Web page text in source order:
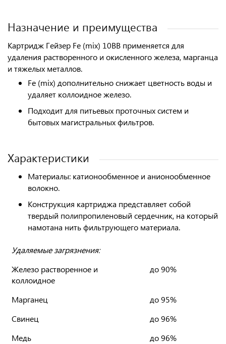
Назначение и преимущества
Картридж Гейзер Fe (mix) 10BB применяется для
удаления растворенного и окисленного железа, марганца
и тяжелых металлов.
Fe (mix) дополнительно снижает цветность воды и
удаляет коллоидное железо.
Подходит для питьевых проточных систем и
бытовых магистральных фильтров.
Характеристики
Материалы: катионообменное и анионообменное
волокно.
Конструкция картриджа представляет собой
твердый полипропиленовый сердечник, на который
намотана нить фильтрующего материала.
Удаляемые загрязнения:
Железо растворенное и
коллоидное
до 90%
Марганец
до 95%
Свинец
до 96%
Медь
до 96%